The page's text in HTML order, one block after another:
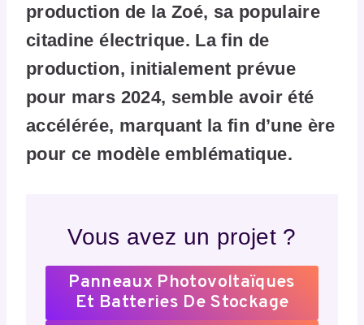
production de la Zoé, sa populaire
citadine électrique. La fin de
production, initialement prévue
pour mars 2024, semble avoir été
accélérée, marquant la fin d’une ère
pour ce modèle emblématique.
Vous avez un projet ?
Panneaux Photovoltaïques
Et Batteries De Stockage